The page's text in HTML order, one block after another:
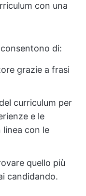
con una
di:
grazie a frasi
curriculum per
e le
linea con le
quello più
candidando.